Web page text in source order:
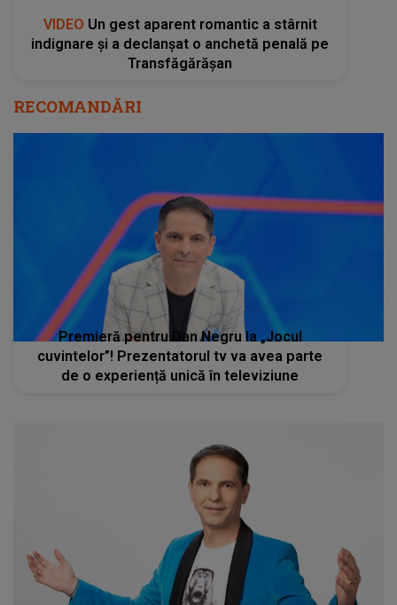
VIDEO Un gest aparent romantic a stârnit
indignare și a declanșat o anchetă penală pe
Transfăgărășan
RECOMANDĂRI
Premieră pentru Dan Negru la „Jocul
cuvintelor”! Prezentatorul tv va avea parte
de o experiență unică în televiziune